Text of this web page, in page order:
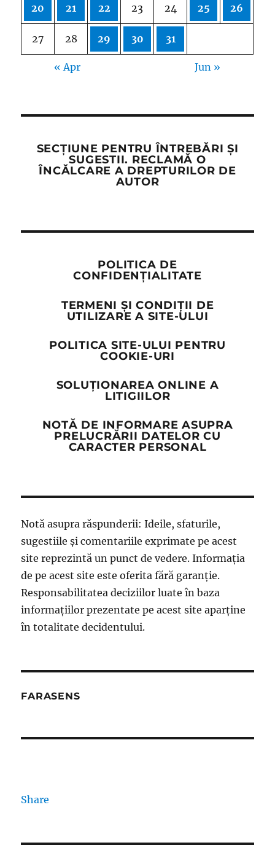
20 21 22 23 24 25 26
27 28 29 30 31
« Apr Jun »
SECȚIUNE PENTRU ÎNTREBĂRI ȘI
SUGESTII. RECLAMĂ O
ÎNCĂLCARE A DREPTURILOR DE
AUTOR
POLITICA DE
CONFIDENȚIALITATE
TERMENI ȘI CONDIȚII DE
UTILIZARE A SITE-ULUI
POLITICA SITE-ULUI PENTRU
COOKIE-URI
SOLUȚIONAREA ONLINE A
LITIGIILOR
NOTĂ DE INFORMARE ASUPRA
PRELUCRĂRII DATELOR CU
CARACTER PERSONAL
Notă asupra răspunderii: Ideile, sfaturile,
sugestiile și comentariile exprimate pe acest
site reprezintă un punct de vedere. Informația
de pe acest site este oferita fără garanție.
Responsabilitatea deciziilor luate în baza
informațiilor prezentate pe acest site aparține
în totalitate decidentului.
FARASENS
Share